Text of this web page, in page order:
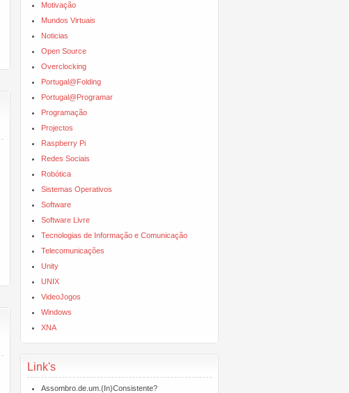
Motivação
Mundos Virtuais
Noticias
Open Source
Overclocking
Portugal@Folding
Portugal@Programar
Programação
Projectos
Raspberry Pi
Redes Sociais
Robótica
Sistemas Operativos
Software
Software Livre
Tecnologias de Informação e Comunicação
Telecomunicações
Unity
UNIX
VideoJogos
Windows
XNA
Link's
Assombro.de.um.(In)Consistente?